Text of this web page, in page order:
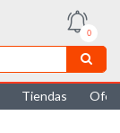
0
Tiendas